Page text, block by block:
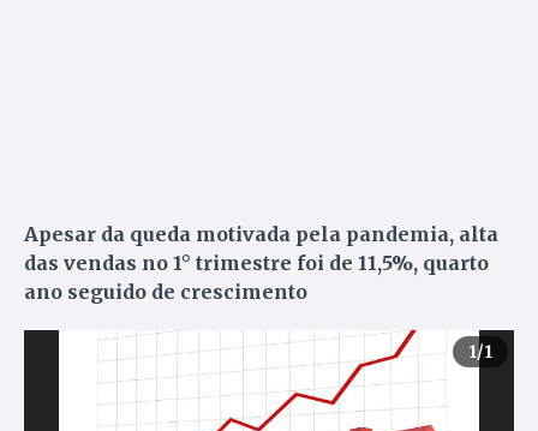
Apesar da queda motivada pela pandemia, alta
das vendas no 1° trimestre foi de 11,5%, quarto
ano seguido de crescimento
1/1